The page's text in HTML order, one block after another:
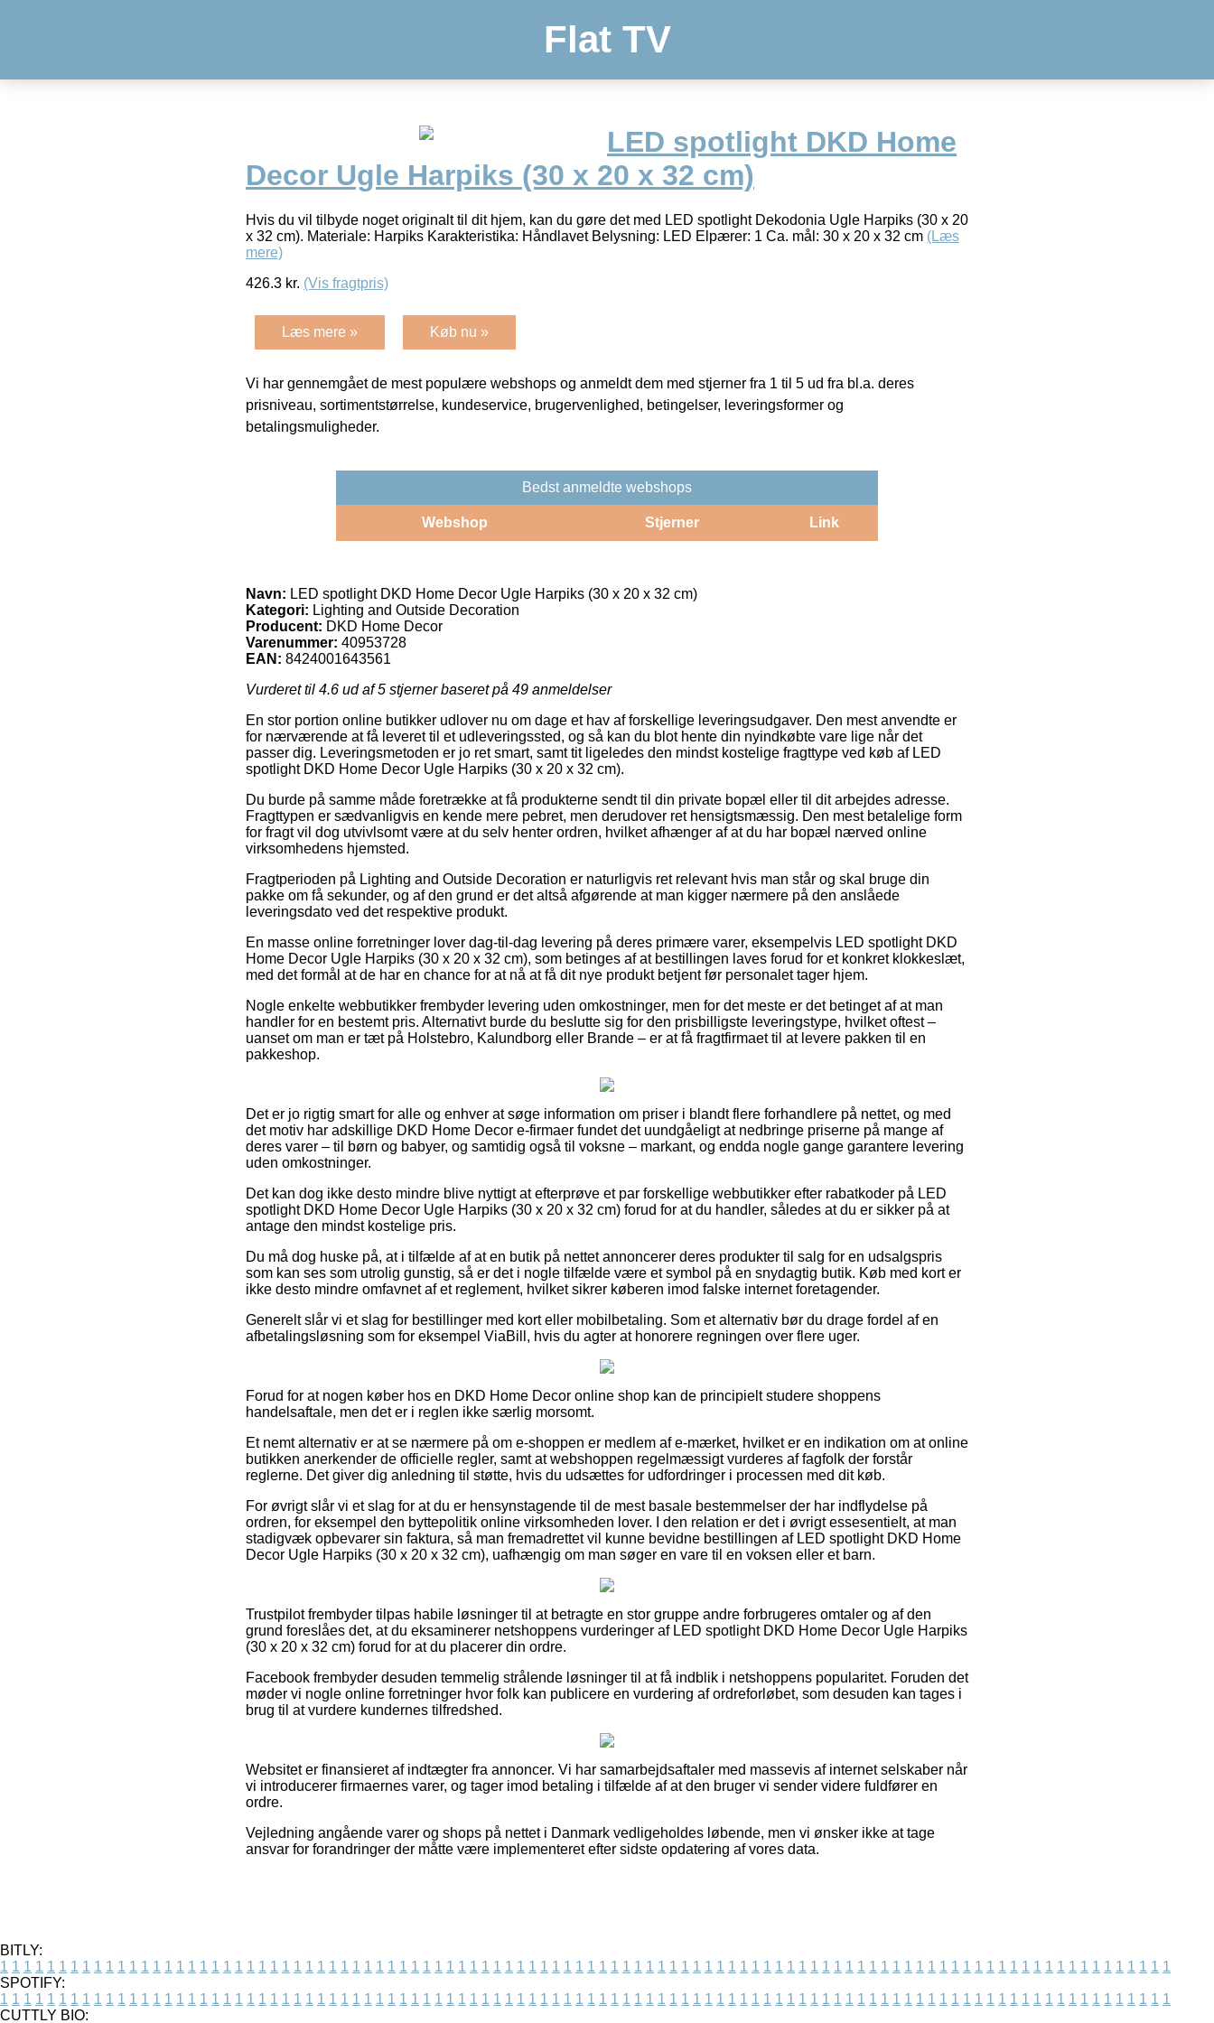
Flat TV
LED spotlight DKD Home
Decor Ugle Harpiks (30 x 20 x 32 cm)
Hvis du vil tilbyde noget originalt til dit hjem, kan du gøre det med LED spotlight Dekodonia Ugle Harpiks (30 x 20
x 32 cm). Materiale: Harpiks Karakteristika: Håndlavet Belysning: LED Elpærer: 1 Ca. mål: 30 x 20 x 32 cm (Læs
mere)
426.3 kr. (Vis fragtpris)
Læs mere » Køb nu »
Vi har gennemgået de mest populære webshops og anmeldt dem med stjerner fra 1 til 5 ud fra bl.a. deres
prisniveau, sortimentstørrelse, kundeservice, brugervenlighed, betingelser, leveringsformer og
betalingsmuligheder.
Bedst anmeldte webshops
Webshop Stjerner Link
Navn: LED spotlight DKD Home Decor Ugle Harpiks (30 x 20 x 32 cm)
Kategori: Lighting and Outside Decoration
Producent: DKD Home Decor
Varenummer: 40953728
EAN: 8424001643561
Vurderet til 4.6 ud af 5 stjerner baseret på 49 anmeldelser
En stor portion online butikker udlover nu om dage et hav af forskellige leveringsudgaver. Den mest anvendte er
for nærværende at få leveret til et udleveringssted, og så kan du blot hente din nyindkøbte vare lige når det
passer dig. Leveringsmetoden er jo ret smart, samt tit ligeledes den mindst kostelige fragttype ved køb af LED
spotlight DKD Home Decor Ugle Harpiks (30 x 20 x 32 cm).
Du burde på samme måde foretrække at få produkterne sendt til din private bopæl eller til dit arbejdes adresse.
Fragttypen er sædvanligvis en kende mere pebret, men derudover ret hensigtsmæssig. Den mest betalelige form
for fragt vil dog utvivlsomt være at du selv henter ordren, hvilket afhænger af at du har bopæl nærved online
virksomhedens hjemsted.
Fragtperioden på Lighting and Outside Decoration er naturligvis ret relevant hvis man står og skal bruge din
pakke om få sekunder, og af den grund er det altså afgørende at man kigger nærmere på den anslåede
leveringsdato ved det respektive produkt.
En masse online forretninger lover dag-til-dag levering på deres primære varer, eksempelvis LED spotlight DKD
Home Decor Ugle Harpiks (30 x 20 x 32 cm), som betinges af at bestillingen laves forud for et konkret klokkeslæt,
med det formål at de har en chance for at nå at få dit nye produkt betjent før personalet tager hjem.
Nogle enkelte webbutikker frembyder levering uden omkostninger, men for det meste er det betinget af at man
handler for en bestemt pris. Alternativt burde du beslutte sig for den prisbilligste leveringstype, hvilket oftest –
uanset om man er tæt på Holstebro, Kalundborg eller Brande – er at få fragtfirmaet til at levere pakken til en
pakkeshop.
Det er jo rigtig smart for alle og enhver at søge information om priser i blandt flere forhandlere på nettet, og med
det motiv har adskillige DKD Home Decor e-firmaer fundet det uundgåeligt at nedbringe priserne på mange af
deres varer – til børn og babyer, og samtidig også til voksne – markant, og endda nogle gange garantere levering
uden omkostninger.
Det kan dog ikke desto mindre blive nyttigt at efterprøve et par forskellige webbutikker efter rabatkoder på LED
spotlight DKD Home Decor Ugle Harpiks (30 x 20 x 32 cm) forud for at du handler, således at du er sikker på at
antage den mindst kostelige pris.
Du må dog huske på, at i tilfælde af at en butik på nettet annoncerer deres produkter til salg for en udsalgspris
som kan ses som utrolig gunstig, så er det i nogle tilfælde være et symbol på en snydagtig butik. Køb med kort er
ikke desto mindre omfavnet af et reglement, hvilket sikrer køberen imod falske internet foretagender.
Generelt slår vi et slag for bestillinger med kort eller mobilbetaling. Som et alternativ bør du drage fordel af en
afbetalingsløsning som for eksempel ViaBill, hvis du agter at honorere regningen over flere uger.
Forud for at nogen køber hos en DKD Home Decor online shop kan de principielt studere shoppens
handelsaftale, men det er i reglen ikke særlig morsomt.
Et nemt alternativ er at se nærmere på om e-shoppen er medlem af e-mærket, hvilket er en indikation om at online
butikken anerkender de officielle regler, samt at webshoppen regelmæssigt vurderes af fagfolk der forstår
reglerne. Det giver dig anledning til støtte, hvis du udsættes for udfordringer i processen med dit køb.
For øvrigt slår vi et slag for at du er hensynstagende til de mest basale bestemmelser der har indflydelse på
ordren, for eksempel den byttepolitik online virksomheden lover. I den relation er det i øvrigt essesentielt, at man
stadigvæk opbevarer sin faktura, så man fremadrettet vil kunne bevidne bestillingen af LED spotlight DKD Home
Decor Ugle Harpiks (30 x 20 x 32 cm), uafhængig om man søger en vare til en voksen eller et barn.
Trustpilot frembyder tilpas habile løsninger til at betragte en stor gruppe andre forbrugeres omtaler og af den
grund foreslåes det, at du eksaminerer netshoppens vurderinger af LED spotlight DKD Home Decor Ugle Harpiks
(30 x 20 x 32 cm) forud for at du placerer din ordre.
Facebook frembyder desuden temmelig strålende løsninger til at få indblik i netshoppens popularitet. Foruden det
møder vi nogle online forretninger hvor folk kan publicere en vurdering af ordreforløbet, som desuden kan tages i
brug til at vurdere kundernes tilfredshed.
Websitet er finansieret af indtægter fra annoncer. Vi har samarbejdsaftaler med massevis af internet selskaber når
vi introducerer firmaernes varer, og tager imod betaling i tilfælde af at den bruger vi sender videre fuldfører en
ordre.
Vejledning angående varer og shops på nettet i Danmark vedligeholdes løbende, men vi ønsker ikke at tage
ansvar for forandringer der måtte være implementeret efter sidste opdatering af vores data.
BITLY:
1 1 1 1 1 1 1 1 1 1 1 1 1 1 1 1 1 1 1 1 1 1 1 1 1 1 1 1 1 1 1 1 1 1 1 1 1 1 1 1 1 1 1 1 1 1 1 1 1 1 1 1 1 1 1 1 1 1 1 1 1 1 1 1 1 1 1 1 1 1 1 1 1 1 1 1 1 1 1 1 1 1 1 1 1 1 1 1 1 1 1 1 1 1 1 1 1 1 1 1
SPOTIFY:
1 1 1 1 1 1 1 1 1 1 1 1 1 1 1 1 1 1 1 1 1 1 1 1 1 1 1 1 1 1 1 1 1 1 1 1 1 1 1 1 1 1 1 1 1 1 1 1 1 1 1 1 1 1 1 1 1 1 1 1 1 1 1 1 1 1 1 1 1 1 1 1 1 1 1 1 1 1 1 1 1 1 1 1 1 1 1 1 1 1 1 1 1 1 1 1 1 1 1 1
CUTTLY BIO: